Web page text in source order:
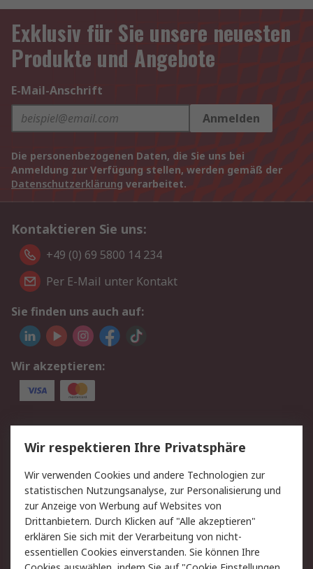
Exklusiv für Sie unsere neuesten
Produkte und Angebote
E-Mail-Anschrift
Anmelden
Die personenbezogenen Daten, die Sie uns bei
Anmeldung zur Verfügung stellen, werden gemäß der
Datenschutzerklärung verarbeitet.
Kontaktieren Sie uns:
+49 (0) 69 5800 14 234
Per E-Mail unter Kontakt
Sie finden uns auch auf:
Wir akzeptieren:
Service
Value Added Services
Lieferlösungen
Rücksendungen
Kontakt
Hilfe
Privatkunden
Rechtliches
AGB Datenschutz
Wir respektieren Ihre Privatsphäre
Wir verwenden Cookies und andere Technologien zur
statistischen Nutzungsanalyse, zur Personalisierung und
zur Anzeige von Werbung auf Websites von
Drittanbietern. Durch Klicken auf "Alle akzeptieren"
erklären Sie sich mit der Verarbeitung von nicht-
essentiellen Cookies einverstanden. Sie können Ihre